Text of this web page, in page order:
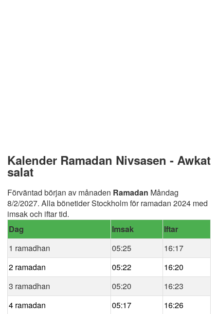
Kalender Ramadan Nivsasen - Awkat
salat
Förväntad början av månaden Ramadan Måndag
8/2/2027. Alla bönetider Stockholm för ramadan 2024 med
imsak och iftar tid.
Dag
Imsak
Iftar
1 ramadhan
05:25
16:17
2 ramadan
05:22
16:20
3 ramadhan
05:20
16:23
4 ramadan
05:17
16:26